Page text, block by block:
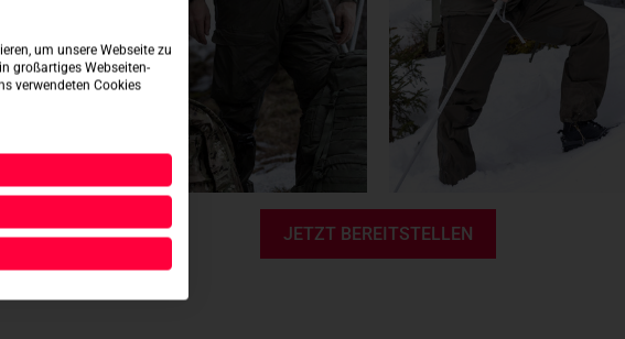
Erhöhter Schnitt für
Integrierte Hosenträger
Praktische Eingriffstasche
Zwei geräumige 3D-Taschen
Hüftgürtel für individuelle
Anatomisch vorgeformte
Verstärkter
Weitenregulierbarer
Inklusive Packsack für
JETZT BEREITSTELLEN
um unsere Webseite zu
großartiges Webseiten-
verwendeten Cookies